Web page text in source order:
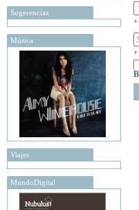
Sugerencias
Música
Viajes
MundoDigital